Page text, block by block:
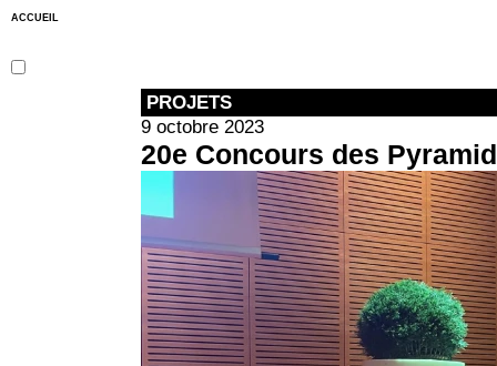
ACCUEIL
PROJETS
9 octobre 2023
20e Concours des